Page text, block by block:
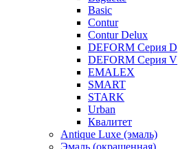
Basic
Contur
Contur Delux
DEFORM Серия D
DEFORM Серия V
EMALEX
SMART
STARK
Urban
Квалитет
Antique Luxe (эмаль)
Эмаль (окрашенная)